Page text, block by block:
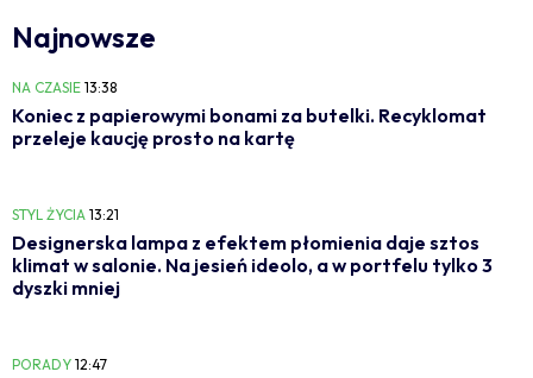
Najnowsze
NA CZASIE 13:38
Koniec z papierowymi bonami za butelki. Recyklomat
przeleje kaucję prosto na kartę
STYL ŻYCIA 13:21
Designerska lampa z efektem płomienia daje sztos
klimat w salonie. Na jesień ideolo, a w portfelu tylko 3
dyszki mniej
PORADY 12:47